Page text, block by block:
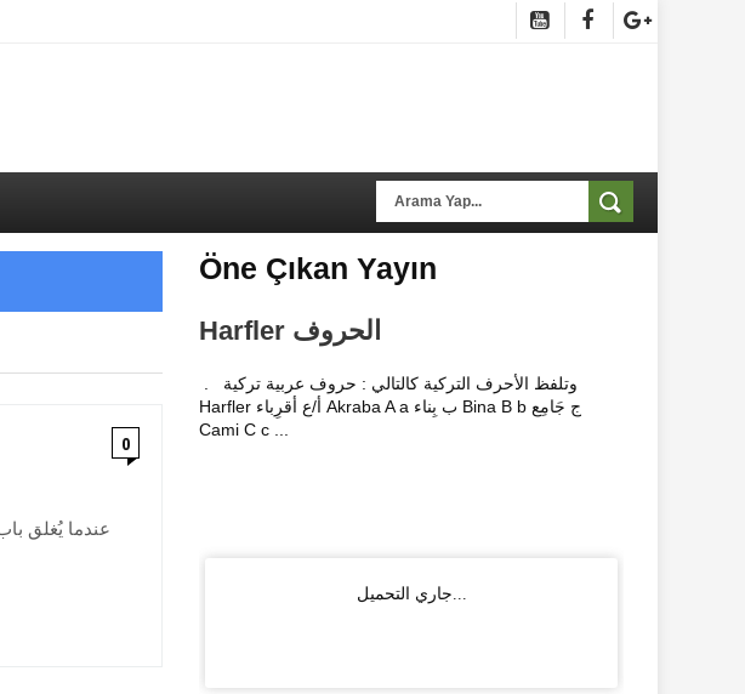
0
Öne Çıkan Yayın
Harfler الحروف
Harfler أ/ع أقرِباء Akraba A a ب بِناء Bina B b ج جَامِع
Cami C c ...
جاري التحميل...